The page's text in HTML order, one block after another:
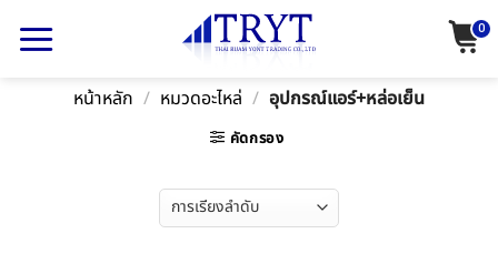
0
หน้าหลัก / หมวดอะไหล่ / อุปกรณ์แอร์+หล่อเย็น
คัดกรอง